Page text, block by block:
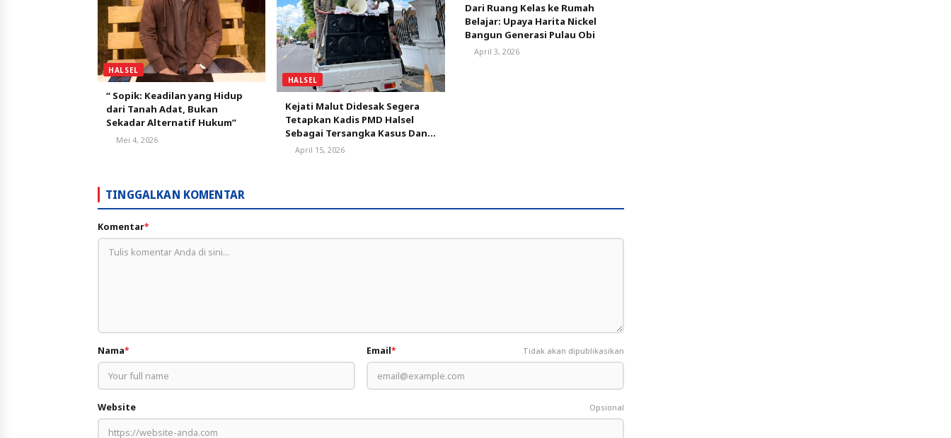
HALSEL
“ Sopik: Keadilan yang Hidup
dari Tanah Adat, Bukan
Sekadar Alternatif Hukum”
Mei 4, 2026
HALSEL
Kejati Malut Didesak Segera
Tetapkan Kadis PMD Halsel
Sebagai Tersangka Kasus Dana
Desa
April 15, 2026
Dari Ruang Kelas ke Rumah
Belajar: Upaya Harita Nickel
Bangun Generasi Pulau Obi
April 3, 2026
TINGGALKAN KOMENTAR
Komentar*
Nama* Email* Tidak akan dipublikasikan
Website Opsional